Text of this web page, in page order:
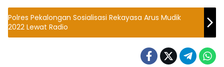
Polres Pekalongan Sosialisasi Rekayasa Arus Mudik
2022 Lewat Radio